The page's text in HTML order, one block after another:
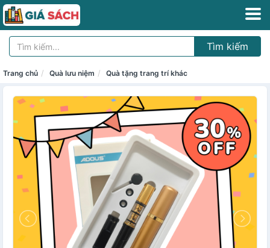
Tìm kiếm
Trang chủ Quà lưu niệm Quà tặng trang trí khác